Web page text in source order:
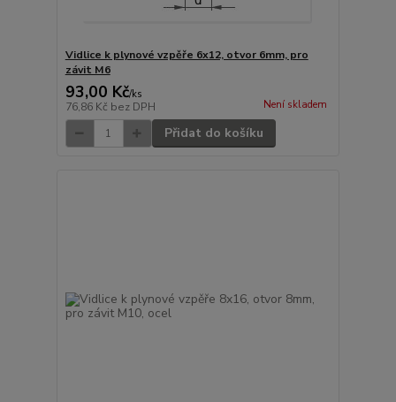
Vidlice k plynové vzpěře 6x12, otvor 6mm, pro
závit M6
93,00 Kč/ks
76,86 Kč bez DPH Není skladem
Přidat do košíku